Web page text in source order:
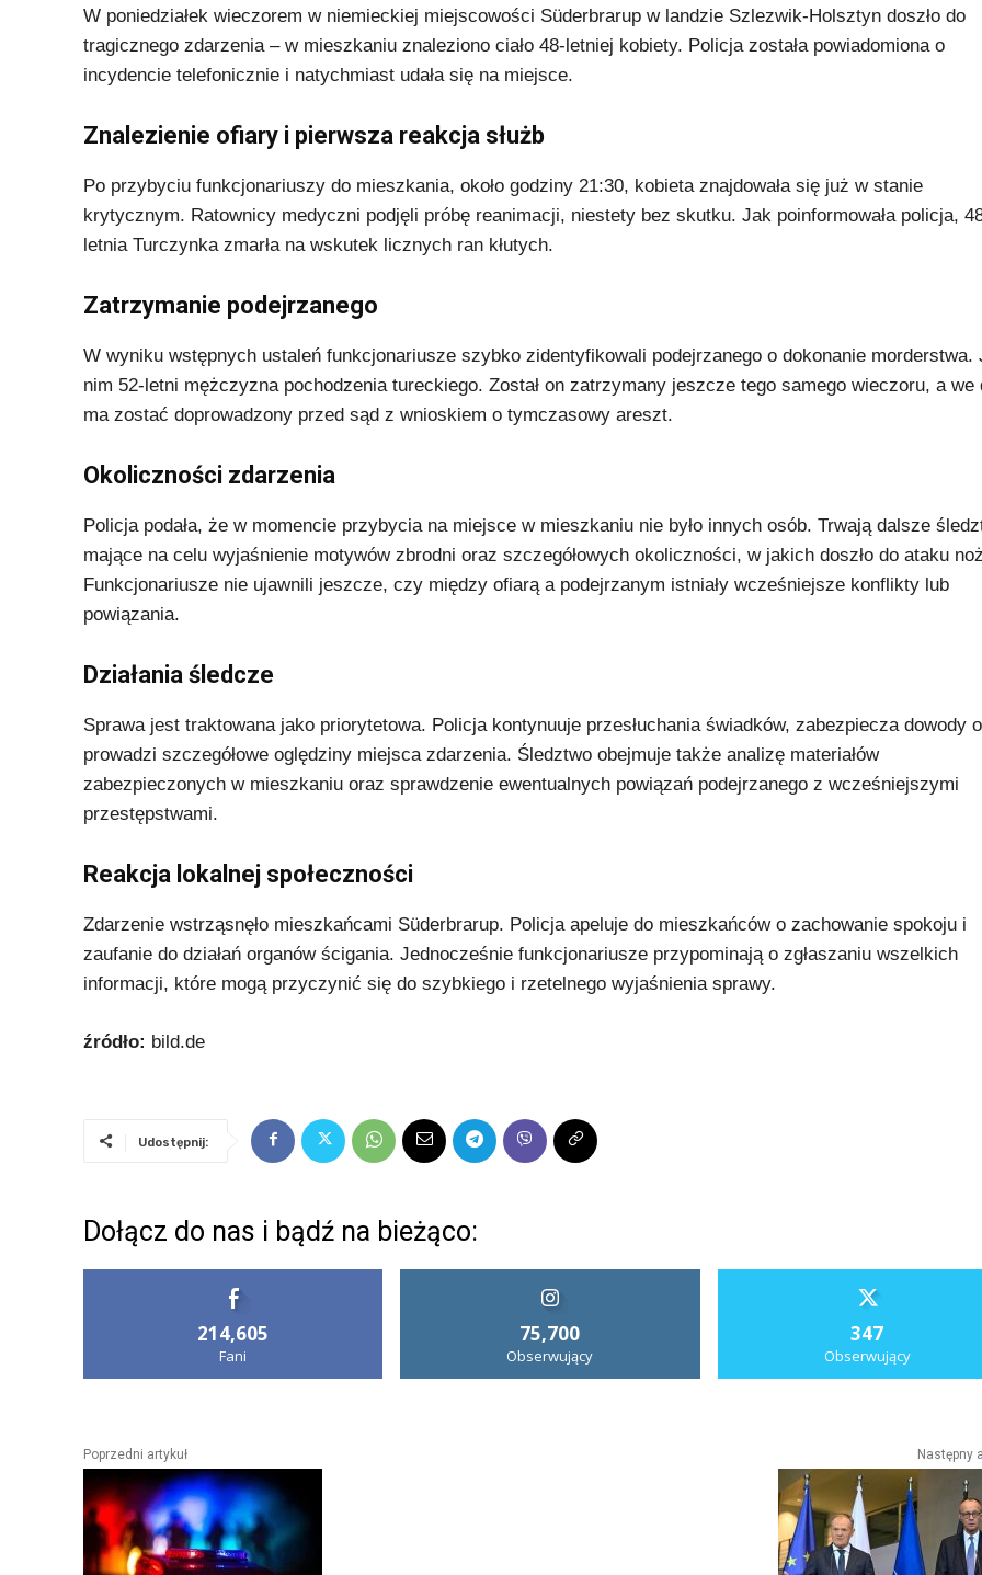
W poniedziałek wieczorem w niemieckiej miejscowości Süderbrarup w landzie Szlezwik-Holsztyn doszło do
tragicznego zdarzenia – w mieszkaniu znaleziono ciało 48-letniej kobiety. Policja została powiadomiona o
incydencie telefonicznie i natychmiast udała się na miejsce.
Znalezienie ofiary i pierwsza reakcja służb
Po przybyciu funkcjonariuszy do mieszkania, około godziny 21:30, kobieta znajdowała się już w stanie
krytycznym. Ratownicy medyczni podjęli próbę reanimacji, niestety bez skutku. Jak poinformowała policja,
letnia Turczynka zmarła na wskutek licznych ran kłutych.
Zatrzymanie podejrzanego
W wyniku wstępnych ustaleń funkcjonariusze szybko zidentyfikowali podejrzanego o dokonanie morderstwa.
nim 52-letni mężczyzna pochodzenia tureckiego. Został on zatrzymany jeszcze tego samego wieczoru, a we
ma zostać doprowadzony przed sąd z wnioskiem o tymczasowy areszt.
Okoliczności zdarzenia
Policja podała, że w momencie przybycia na miejsce w mieszkaniu nie było innych osób. Trwają dalsze
mające na celu wyjaśnienie motywów zbrodni oraz szczegółowych okoliczności, w jakich doszło do ataku
Funkcjonariusze nie ujawnili jeszcze, czy między ofiarą a podejrzanym istniały wcześniejsze konflikty lub
powiązania.
Działania śledcze
Sprawa jest traktowana jako priorytetowa. Policja kontynuuje przesłuchania świadków, zabezpiecza dowody
prowadzi szczegółowe oględziny miejsca zdarzenia. Śledztwo obejmuje także analizę materiałów
zabezpieczonych w mieszkaniu oraz sprawdzenie ewentualnych powiązań podejrzanego z wcześniejszymi
przestępstwami.
Reakcja lokalnej społeczności
Zdarzenie wstrząsnęło mieszkańcami Süderbrarup. Policja apeluje do mieszkańców o zachowanie spokoju i
zaufanie do działań organów ścigania. Jednocześnie funkcjonariusze przypominają o zgłaszaniu wszelkich
informacji, które mogą przyczynić się do szybkiego i rzetelnego wyjaśnienia sprawy.
źródło: bild.de
Udostępnij:
Dołącz do nas i bądź na bieżąco:
214,605
Fani
75,700
Obserwujący
347
Obserwujący
Poprzedni artykuł Następny